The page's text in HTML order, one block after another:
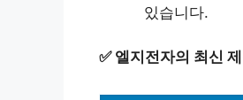
있습니다.
✅ 엘지전자의 최신